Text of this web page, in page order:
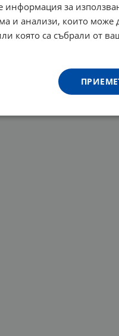
за
и анализи, които може
която са събрали от